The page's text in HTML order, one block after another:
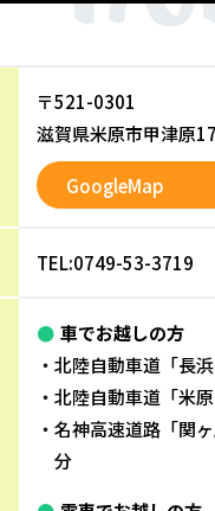
〒521-0301
滋賀県米原市甲津原
GoogleMap
TEL:0749-53-3719
車でお越しの方
北陸自動車道「長
北陸自動車道「米
名神高速道路「関
分